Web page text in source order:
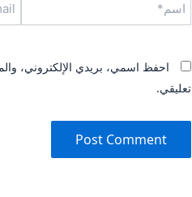
احفظ اسمي، بريدي الإلكتروني،
تعليقي.